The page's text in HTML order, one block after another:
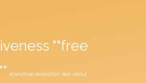
""free
analytical exposition text about